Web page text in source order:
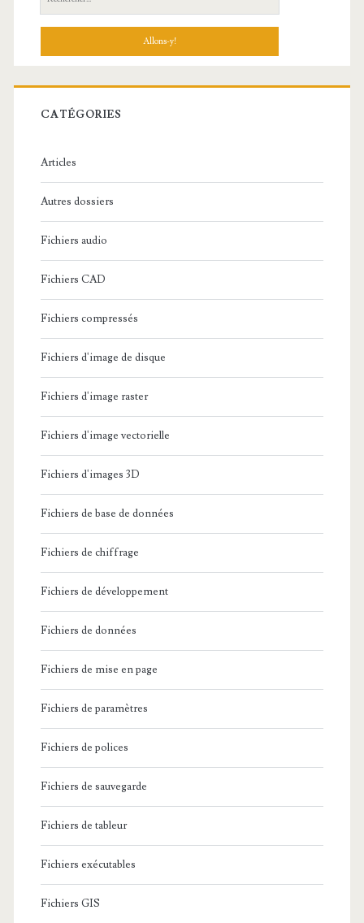
e
h
r
c
:
CATÉGORIES
Articles
Autres dossiers
Fichiers audio
Fichiers CAD
Fichiers compressés
Fichiers d'image de disque
Fichiers d'image raster
Fichiers d'image vectorielle
Fichiers d'images 3D
Fichiers de base de données
Fichiers de chiffrage
Fichiers de développement
Fichiers de données
Fichiers de mise en page
Fichiers de paramètres
Fichiers de polices
Fichiers de sauvegarde
Fichiers de tableur
Fichiers exécutables
Fichiers GIS